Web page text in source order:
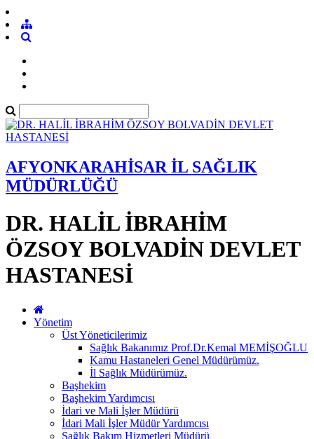
AFYONKARAHİSAR İL SAĞLIK
MÜDÜRLÜĞÜ
DR. HALİL İBRAHİM
ÖZSOY BOLVADİN DEVLET
HASTANESİ
Yönetim
Üst Yöneticilerimiz
Sağlık Bakanımız Prof.Dr.Kemal MEMİŞOĞLU
Kamu Hastaneleri Genel Müdürümüz.
İl Sağlık Müdürümüz.
Başhekim
Başhekim Yardımcısı
İdari ve Mali İşler Müdürü
İdari Mali İşler Müdür Yardımcısı
Sağlık Bakım Hizmetleri Müdürü